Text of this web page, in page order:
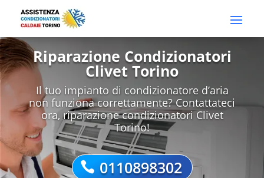
Riparazione Condizionatori
Clivet Torino
Il tuo impianto di condizionatore d’aria
non funziona correttamente? Contattateci
ora, riparazione condizionatori Clivet
Torino!
0110898302